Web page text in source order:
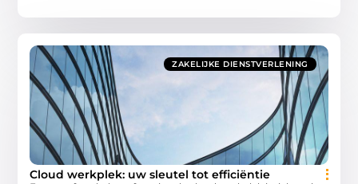
ZAKELIJKE DIENSTVERLENING
Cloud werkplek: uw sleutel tot efficiëntie